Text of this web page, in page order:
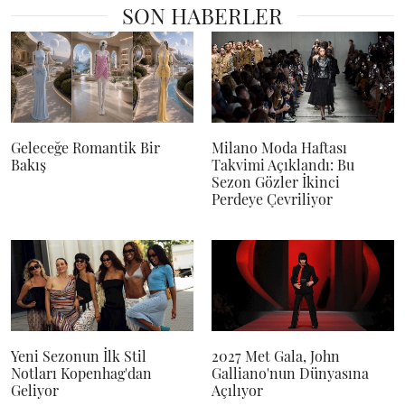
SON HABERLER
Geleceğe Romantik Bir
Bakış
Milano Moda Haftası
Takvimi Açıklandı: Bu
Sezon Gözler İkinci
Perdeye Çevriliyor
Yeni Sezonun İlk Stil
Notları Kopenhag'dan
Geliyor
2027 Met Gala, John
Galliano'nun Dünyasına
Açılıyor